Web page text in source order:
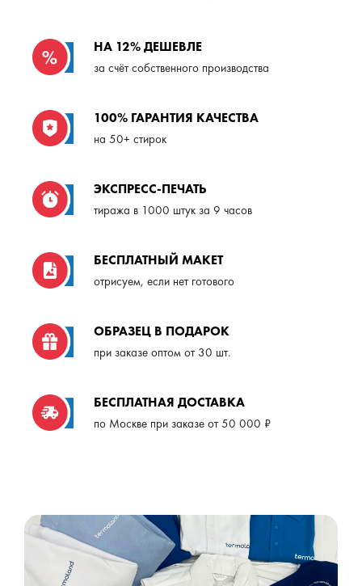
НА 12% ДЕШЕВЛЕ
за счёт собственного производства
100% ГАРАНТИЯ КАЧЕСТВА
на 50+ стирок
ЭКСПРЕСС-ПЕЧАТЬ
тиража в 1000 штук за 9 часов
БЕСПЛАТНЫЙ МАКЕТ
отрисуем, если нет готового
ОБРАЗЕЦ В ПОДАРОК
при заказе оптом от 30 шт.
БЕСПЛАТНАЯ ДОСТАВКА
по Москве при заказе от 50 000 ₽